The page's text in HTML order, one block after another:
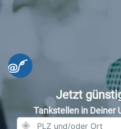
Jetzt
Tankstellen in Deiner